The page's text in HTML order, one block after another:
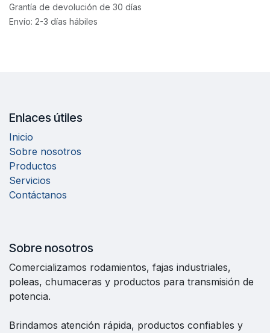
Grantía de devolución de 30 días
Envío: 2-3 días hábiles
Enlaces útiles
Inicio
Sobre nosotros
Productos
Servicios
Contáctanos
Sobre nosotros
Comercializamos rodamientos, fajas industriales,
poleas, chumaceras y productos para transmisión de
potencia.
Brindamos atención rápida, productos confiables y